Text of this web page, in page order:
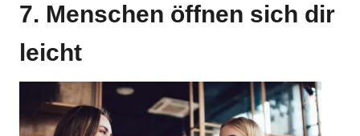
7. Menschen öffnen sich dir
leicht